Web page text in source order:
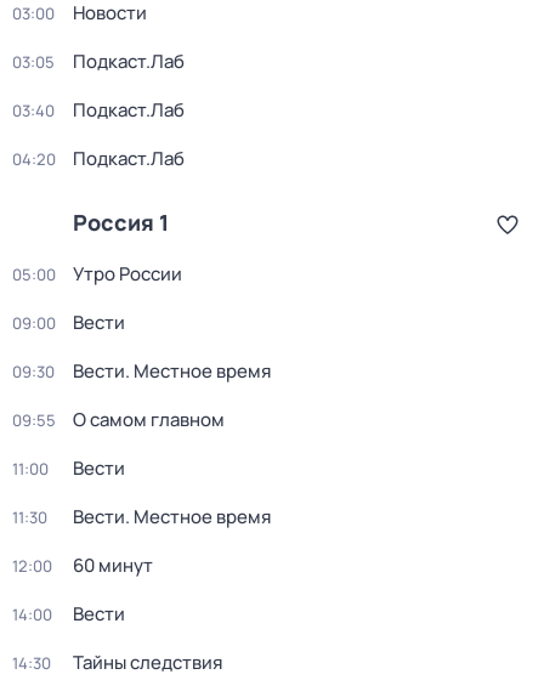
03:00 Новости
03:05 Подкаст.Лаб
03:40 Подкаст.Лаб
04:20 Подкаст.Лаб
Россия 1
05:00 Утро России
09:00 Вести
09:30 Вести. Местное время
09:55 О самом главном
11:00 Вести
11:30 Вести. Местное время
12:00 60 минут
14:00 Вести
14:30 Тайны следствия